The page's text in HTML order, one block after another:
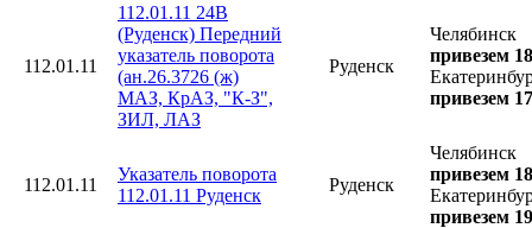
112.01.11
112.01.11 24В
(Руденск) Передний
указатель поворота
(ан.26.3726 (ж)
МАЗ, КрАЗ, "К-З",
ЗИЛ, ЛАЗ
Руденск
Челябинск
привезем
привезем
112.01.11
Указатель поворота
112.01.11 Руденск
Руденск
Челябинск
привезем
привезем